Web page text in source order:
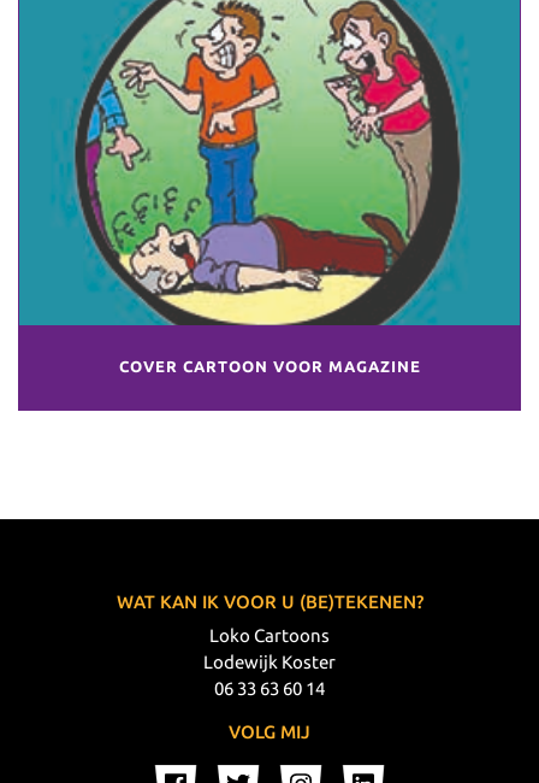
COVER CARTOON VOOR MAGAZINE
WAT KAN IK VOOR U (BE)TEKENEN?
Loko Cartoons
Lodewijk Koster
06 33 63 60 14
VOLG MIJ